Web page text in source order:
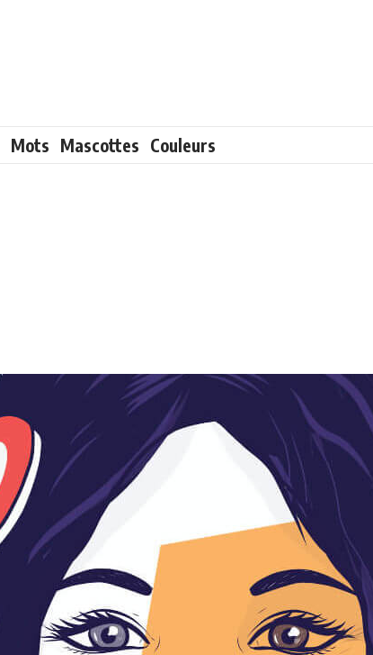
Mots Mascottes Couleurs